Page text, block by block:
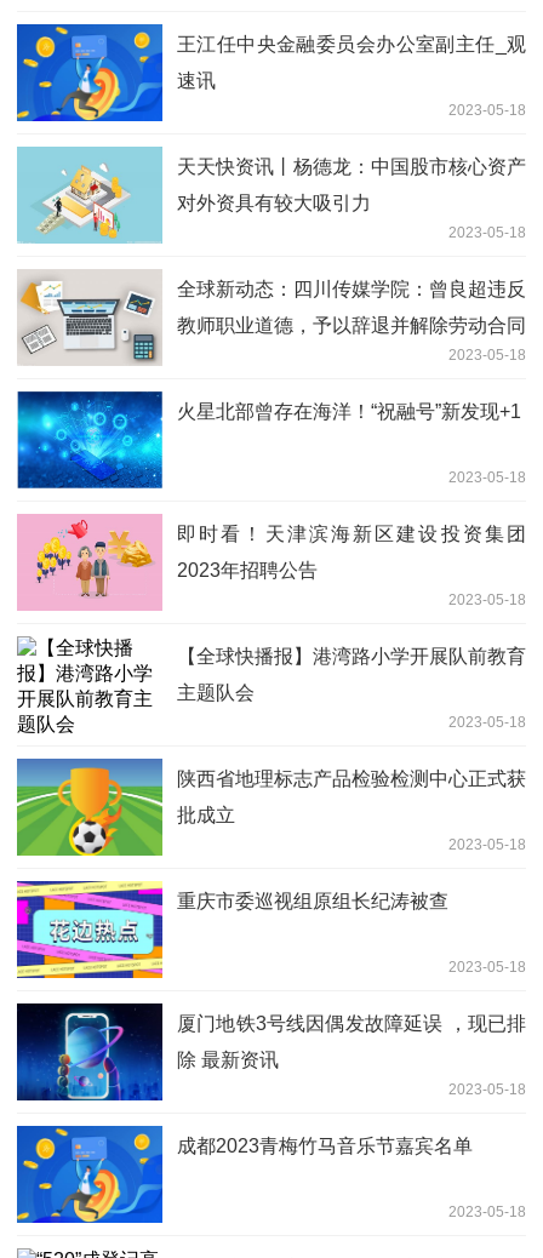
王江任中央金融委员会办公室副主任_观
速讯
2023-05-18
天天快资讯丨杨德龙：中国股市核心资产
对外资具有较大吸引力
2023-05-18
全球新动态：四川传媒学院：曾良超违反
教师职业道德，予以辞退并解除劳动合同
2023-05-18
火星北部曾存在海洋！“祝融号”新发现+1
2023-05-18
即时看！天津滨海新区建设投资集团
2023年招聘公告
2023-05-18
【全球快播报】港湾路小学开展队前教育
主题队会
2023-05-18
陕西省地理标志产品检验检测中心正式获
批成立
2023-05-18
重庆市委巡视组原组长纪涛被查
2023-05-18
厦门地铁3号线因偶发故障延误 ，现已排
除 最新资讯
2023-05-18
成都2023青梅竹马音乐节嘉宾名单
2023-05-18